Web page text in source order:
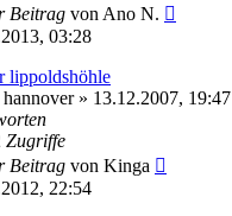
Beitrag von Ano N.
03:28
lippoldshöhle
hannover» 13.12.2007, 19:47
Zugriffe
Beitrag von Kinga
22:54